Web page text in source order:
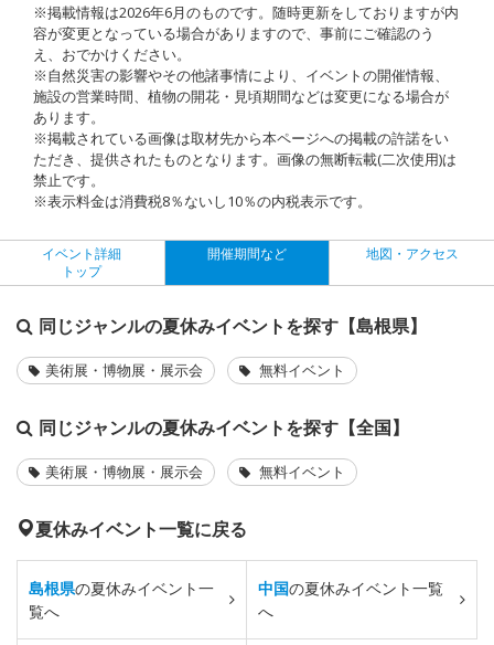
※掲載情報は2026年6月のものです。随時更新をしておりますが内
容が変更となっている場合がありますので、事前にご確認のう
え、おでかけください。
※自然災害の影響やその他諸事情により、イベントの開催情報、
施設の営業時間、植物の開花・見頃期間などは変更になる場合が
あります。
※掲載されている画像は取材先から本ページへの掲載の許諾をい
ただき、提供されたものとなります。画像の無断転載(二次使用)は
禁止です。
※表示料金は消費税8％ないし10％の内税表示です。
イベント詳細
トップ
開催期間など 地図・アクセス
同じジャンルの夏休みイベントを探す【島根県】
美術展・博物展・展示会 無料イベント
同じジャンルの夏休みイベントを探す【全国】
美術展・博物展・展示会 無料イベント
夏休みイベント一覧に戻る
島根県の夏休みイベント一
覧へ
中国の夏休みイベント一覧
へ